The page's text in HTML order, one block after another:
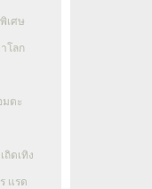
เศษ
โลก
มตะ
ถิดเทิง
แรด